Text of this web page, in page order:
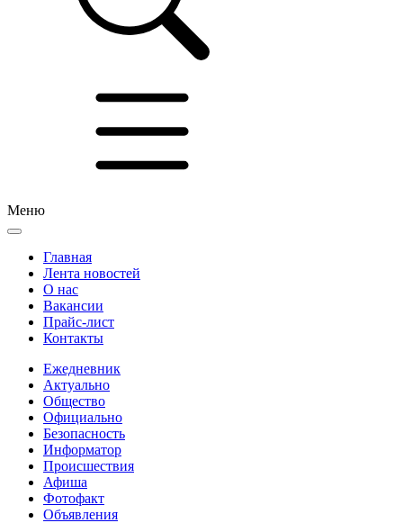
Меню
Главная
Лента новостей
О нас
Вакансии
Прайс-лист
Контакты
Ежедневник
Актуально
Общество
Официально
Безопасность
Информатор
Происшествия
Афиша
Фотофакт
Объявления